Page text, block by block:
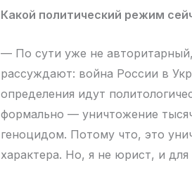
Какой политический режим
— По сути уже не
рассуждают: война России в
определения идут
формально — уничтожение
геноцидом. Потому что, это
характера. Но, я не юрист, и